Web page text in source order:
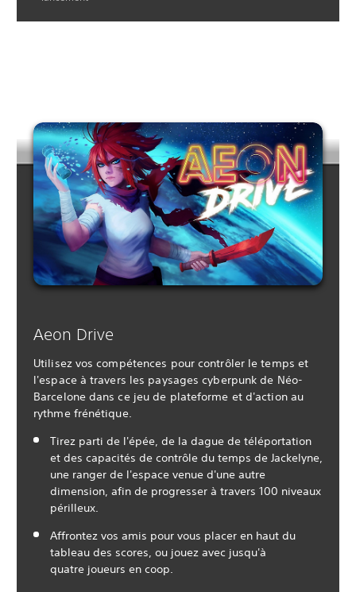
Aeon Drive
Utilisez vos compétences pour contrôler le temps et
l'espace à travers les paysages cyberpunk de Néo-
Barcelone dans ce jeu de plateforme et d'action au
rythme frénétique.
Tirez parti de l'épée, de la dague de téléportation
et des capacités de contrôle du temps de Jackelyne,
une ranger de l'espace venue d'une autre
dimension, afin de progresser à travers 100 niveaux
périlleux.
Affrontez vos amis pour vous placer en haut du
tableau des scores, ou jouez avec jusqu'à
quatre joueurs en coop.